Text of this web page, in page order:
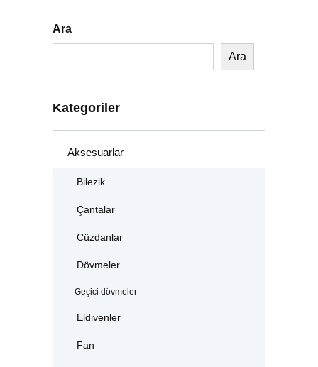
Ara
Ara
Kategoriler
Aksesuarlar
Bilezik
Çantalar
Cüzdanlar
Dövmeler
Geçici dövmeler
Eldivenler
Fan